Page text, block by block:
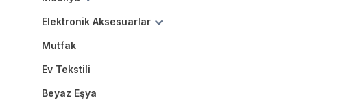
Elektronik Aksesuarlar
Mutfak
Ev Tekstili
Beyaz Eşya